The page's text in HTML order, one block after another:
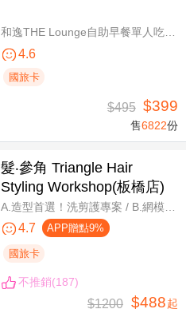
和逸THE Lounge自助早餐單人吃到飽
4.6
國旅卡
$495 $399
售6822份
髮‧參角 Triangle Hair
Styling Workshop(板橋店)
4.7 APP贈點9%
國旅卡
不推銷(187)
$1200 $488起